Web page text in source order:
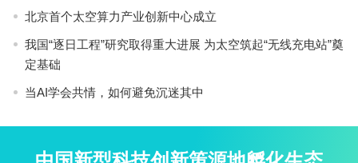
北京首个太空算力产业创新中心成立
我国“逐日工程”研究取得重大进展 为太空筑起“无线充电站”奠
定基础
当AI学会共情，如何避免沉迷其中